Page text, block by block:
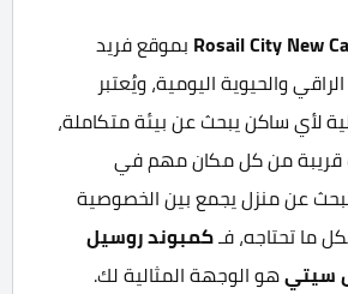
Rosail City New بموقع فريد
والحيوية اليومية، ويُعتبر
لأي ساكن يبحث عن بيئة متكاملة،
من كل مكان مهم في
عن منزل يجمع بين الخصوصية
ما تحتاجه، فـكمبوند روسيل
سيتيهو الوجهة المثالية لك.